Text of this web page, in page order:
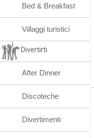
Bed & Breakfast
Villaggi turistici
Divertirti
After Dinner
Discoteche
Divertimenti